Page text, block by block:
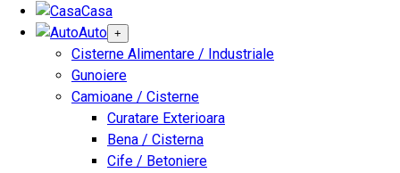
Casa
Auto +
Cisterne Alimentare / Industriale
Gunoiere
Camioane / Cisterne
Curatare Exterioara
Bena / Cisterna
Cife / Betoniere